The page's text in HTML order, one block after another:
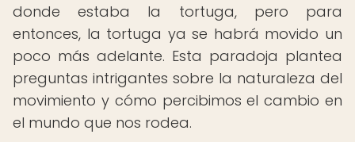
donde estaba la tortuga, pero para
entonces, la tortuga ya se habrá movido un
poco más adelante. Esta paradoja plantea
preguntas intrigantes sobre la naturaleza del
movimiento y cómo percibimos el cambio en
el mundo que nos rodea.